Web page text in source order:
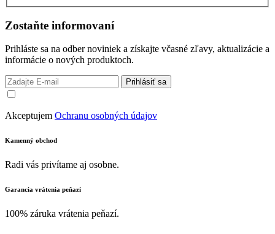
Zostaňte informovaní
Prihláste sa na odber noviniek a získajte včasné zľavy, aktualizácie a
informácie o nových produktoch.
Prihlásiť sa
Akceptujem Ochranu osobných údajov
Kamenný obchod
Radi vás privítame aj osobne.
Garancia vrátenia peňazí
100% záruka vrátenia peňazí.